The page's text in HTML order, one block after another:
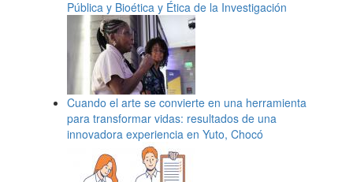
Pública y Bioética y Ética de la Investigación
Cuando el arte se convierte en una herramienta
para transformar vidas: resultados de una
innovadora experiencia en Yuto, Chocó